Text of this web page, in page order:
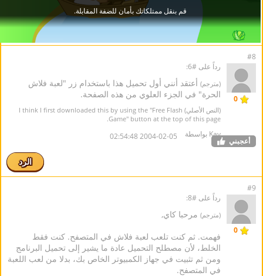
#8
0
رداً على #6:
(مترجم) أعتقد أنني أول تحميل هذا باستخدام زر "لعبة فلاش
الحرة" في الجزء العلوي من هذه الصفحة.
(النص الأصلي) I think I first downloaded this by using the "Free Flash
Game" button at the top of this page.
Kay بواسطة 2004-02-05 02:54:48 أعجبني
الرد
#9
0
رداً على #8:
(مترجم) مرحبا كاي,
فهمت. ثم كنت تلعب لعبة فلاش في المتصفح. كنت فقط
الخلط، لأن مصطلح التحميل عادة ما يشير إلى تحميل البرنامج
ومن ثم تثبيت في جهاز الكمبيوتر الخاص بك، بدلا من لعب اللعبة
في المتصفح.